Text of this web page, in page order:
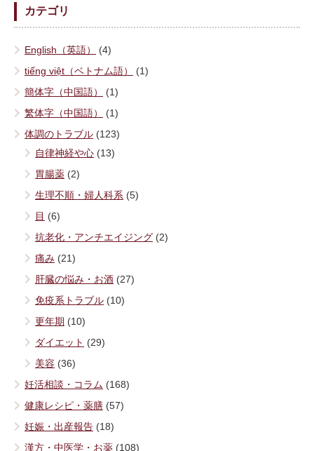
カテゴリ
English（英語）
(4)
tiếng việt（ベトナム語）
(1)
簡体字（中国語）
(1)
繁体字（中国語）
(1)
体調のトラブル (123)
自律神経や心 (13)
胃腸薬 (2)
生理不順・婦人科系 (5)
目 (6)
抗老化・アンチエイジング (2)
痛み (21)
肝臓の悩み・お酒 (27)
免疫系トラブル (10)
更年期 (10)
ダイエット (29)
美容 (36)
妊活相談・コラム (168)
健康レシピ・薬膳 (57)
妊娠・出産報告 (18)
漢方・中医学・お薬 (108)